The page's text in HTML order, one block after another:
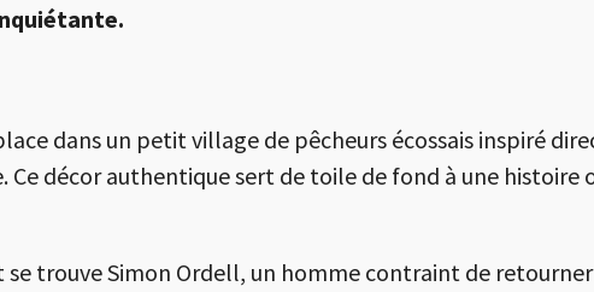
dans un petit village de pêcheurs écossais inspiré
Ce décor authentique sert de toile de fond à une
trouve Simon Ordell, un homme contraint de